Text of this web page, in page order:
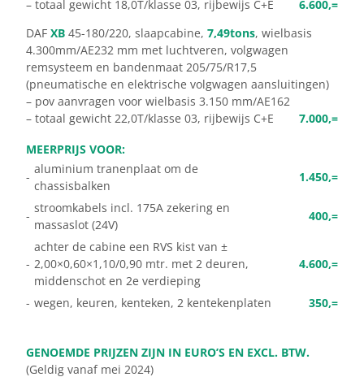
– totaal gewicht 18,0T/klasse 03, rijbewijs C+E
6.600,=
DAF XB 45-180/220, slaapcabine, 7,49tons, wielbasis
4.300mm/AE232 mm met luchtveren, volgwagen
remsysteem en bandenmaat 205/75/R17,5
(pneumatische en elektrische volgwagen aansluitingen)
– pov aanvragen voor wielbasis 3.150 mm/AE162
– totaal gewicht 22,0T/klasse 03, rijbewijs C+E
7.000,=
MEERPRIJS VOOR:
-
aluminium tranenplaat om de
chassisbalken
1.450,=
-
stroomkabels incl. 175A zekering en
massaslot (24V)
400,=
-
achter de cabine een RVS kist van ±
2,00×0,60×1,10/0,90 mtr. met 2 deuren,
middenschot en 2e verdieping
4.600,=
- wegen, keuren, kenteken, 2 kentekenplaten 350,=
GENOEMDE PRIJZEN ZIJN IN EURO’S EN EXCL. BTW.
(Geldig vanaf mei 2024)